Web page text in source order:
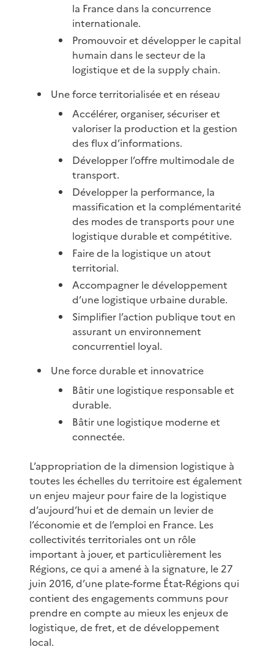
la France dans la concurrence
internationale.
Promouvoir et développer le capital
humain dans le secteur de la
logistique et de la supply chain.
Une force territorialisée et en réseau
Accélérer, organiser, sécuriser et
valoriser la production et la gestion
des flux d’informations.
Développer l’offre multimodale de
transport.
Développer la performance, la
massification et la complémentarité
des modes de transports pour une
logistique durable et compétitive.
Faire de la logistique un atout
territorial.
Accompagner le développement
d’une logistique urbaine durable.
Simplifier l’action publique tout en
assurant un environnement
concurrentiel loyal.
Une force durable et innovatrice
Bâtir une logistique responsable et
durable.
Bâtir une logistique moderne et
connectée.
L’appropriation de la dimension logistique à
toutes les échelles du territoire est également
un enjeu majeur pour faire de la logistique
d’aujourd’hui et de demain un levier de
l’économie et de l’emploi en France. Les
collectivités territoriales ont un rôle
important à jouer, et particulièrement les
Régions, ce qui a amené à la signature, le 27
juin 2016, d’une plate-forme État-Régions qui
contient des engagements communs pour
prendre en compte au mieux les enjeux de
logistique, de fret, et de développement
local.